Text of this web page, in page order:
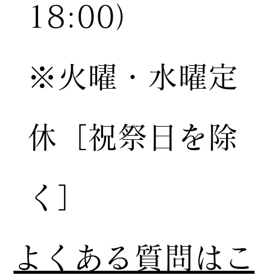
18:00）
※火曜・水曜定
休［祝祭日を除
く］
​よくある質問はこ